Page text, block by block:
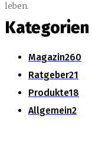
leben.
Kategorien
Magazin260
Ratgeber21
Produkte18
Allgemein2